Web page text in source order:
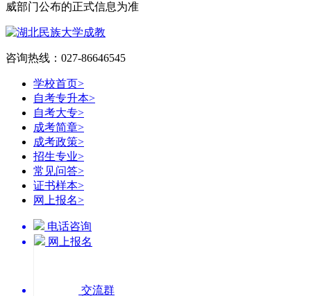
威部门公布的正式信息为准
咨询热线：027-86646545
学校首页>
自考专升本>
自考大专>
成考简章>
成考政策>
招生专业>
常见问答>
证书样本>
网上报名>
电话咨询
网上报名
交流群